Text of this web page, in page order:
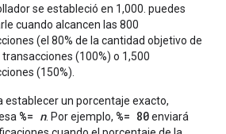
se estableció en 1,000. puedes
cuando alcancen las 800
(el 80% de la cantidad objetivo de
transacciones (100%) o 1,500
(150%).
establecer un porcentaje exacto,
%= n. Por ejemplo, %= 80enviará